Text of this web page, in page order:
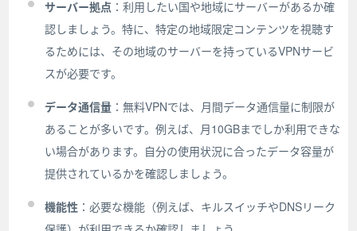
サーバー拠点 ：利用したい国や地域にサーバーがあるか確
認しましょう。特に、特定の地域限定コンテンツを視聴す
るためには、その地域のサーバーを持っているVPNサービ
スが必要です。
データ通信量 ：無料VPNでは、月間データ通信量に制限が
あることが多いです。例えば、月10GBまでしか利用できな
い場合があります。自分の使用状況に合ったデータ容量が
提供されているかを確認しましょう。
機能性 ：必要な機能（例えば、キルスイッチやDNSリーク